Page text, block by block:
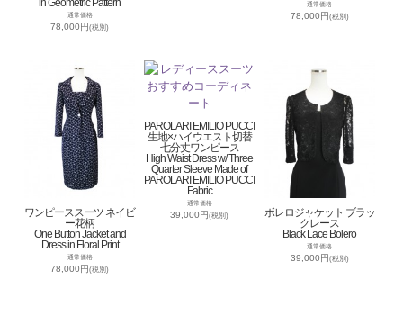
in Geometric Pattern
通常価格
78,000円(税別)
通常価格
78,000円(税別)
ワンピーススーツ ネイビ
ー花柄
One Button Jacket and
Dress in Floral Print
通常価格
78,000円(税別)
PAROLARI EMILIO PUCCI
生地×ハイウエスト切替
七分丈ワンピース
High Waist Dress w/ Three
Quarter Sleeve Made of
PAROLARI EMILIO PUCCI
Fabric
通常価格
39,000円(税別)
ボレロジャケット ブラッ
クレース
Black Lace Bolero
通常価格
39,000円 (税別)